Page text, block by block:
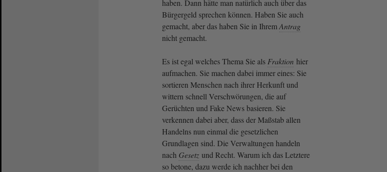
haben. Dann hätte man natürlich auch über das
Bürgergeld sprechen können. Haben Sie auch
gemacht, aber das haben Sie in IhremAntrag
nicht gemacht.
Es ist egal welches Thema Sie als Fraktion hier
aufmachen. Sie machen dabei immer eines: Sie
sortieren Menschen nach ihrer Herkunft und
wittern schnell Verschwörungen, die auf
Gerüchten und Fake News basieren. Sie
verkennen dabei aber, dass der Maßstab allen
Handelns nun einmal die gesetzlichen
Grundlagen sind. Die Verwaltungen handeln
nach Gesetz und Recht. Warum ich das Letztere
so betone, dazu werde ich nachher bei den